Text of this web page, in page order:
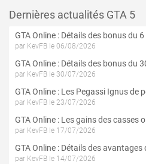
Dernières actualités GTA 5
par KevFB le 06/08/2026
par KevFB le 30/07/2026
par KevFB le 23/07/2026
par KevFB le 17/07/2026
par KevFB le 14/07/2026